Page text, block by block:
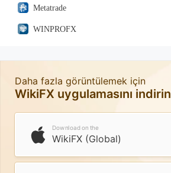
Metatrade
WINPROFX
Daha fazla görüntülemek için
WikiFX uygulamasını indirin
Download on the
WikiFX (Global)